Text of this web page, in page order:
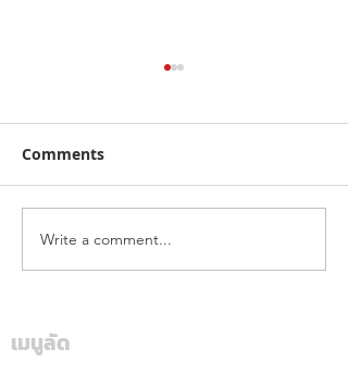
คาลเท็กซ์ ได้รับการรับรอง
หัวจ่ายเชื้อเพลิงมาตรฐาน
การบริการ ตอกย้ำความ
Comments
Write a comment...
เมนูลัด